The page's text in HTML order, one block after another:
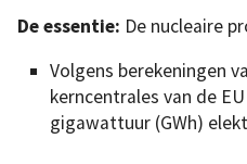
De essentie: De nucleaire
Volgens berekeningen
kerncentrales van de
gigawattuur (GWh)